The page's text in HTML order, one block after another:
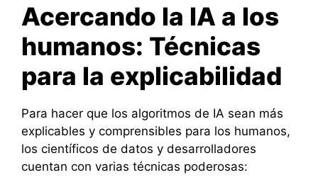
Acercando la IA a los
humanos: Técnicas
para la explicabilidad
Para hacer que los algoritmos de IA sean más
explicables y comprensibles para los humanos,
los científicos de datos y desarrolladores
cuentan con varias técnicas poderosas: